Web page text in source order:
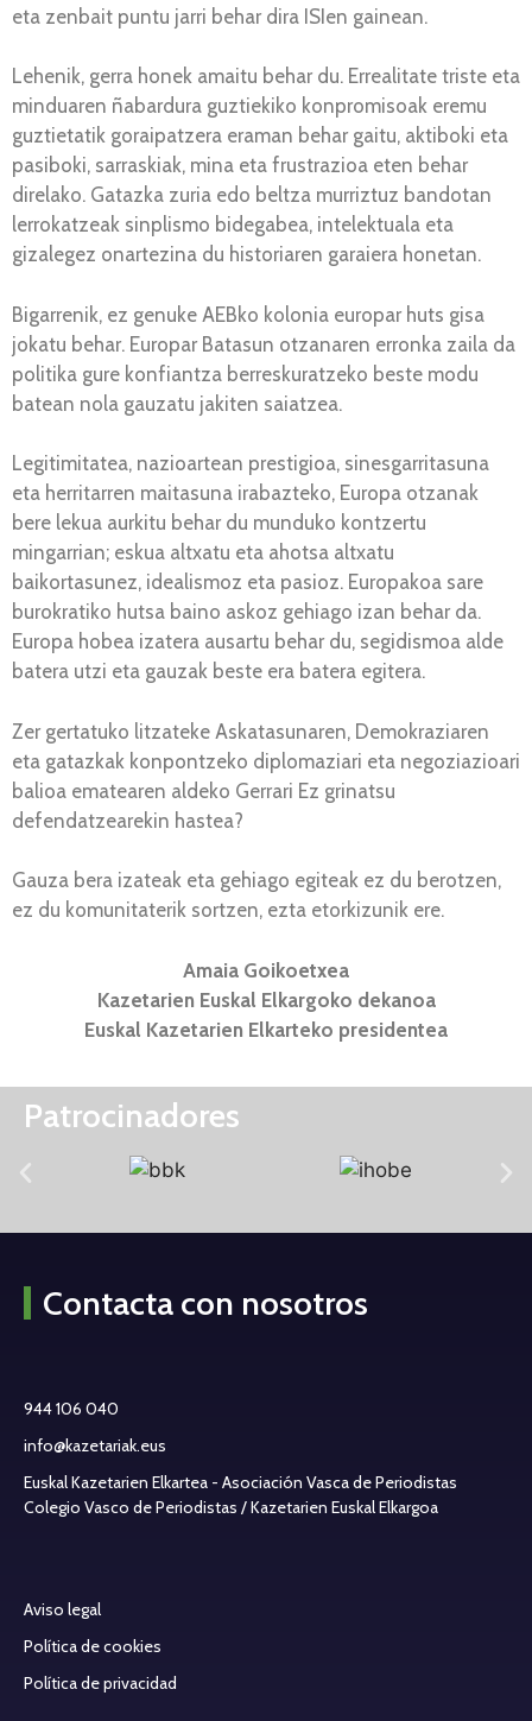
eta zenbait puntu jarri behar dira ISIen gainean.
Lehenik, gerra honek amaitu behar du. Errealitate triste eta
minduaren ñabardura guztiekiko konpromisoak eremu
guztietatik goraipatzera eraman behar gaitu, aktiboki eta
pasiboki, sarraskiak, mina eta frustrazioa eten behar
direlako. Gatazka zuria edo beltza murriztuz bandotan
lerrokatzeak sinplismo bidegabea, intelektuala eta
gizalegez onartezina du historiaren garaiera honetan.
Bigarrenik, ez genuke AEBko kolonia europar huts gisa
jokatu behar. Europar Batasun otzanaren erronka zaila da
politika gure konfiantza berreskuratzeko beste modu
batean nola gauzatu jakiten saiatzea.
Legitimitatea, nazioartean prestigioa, sinesgarritasuna
eta herritarren maitasuna irabazteko, Europa otzanak
bere lekua aurkitu behar du munduko kontzertu
mingarrian; eskua altxatu eta ahotsa altxatu
baikortasunez, idealismoz eta pasioz. Europakoa sare
burokratiko hutsa baino askoz gehiago izan behar da.
Europa hobea izatera ausartu behar du, segidismoa alde
batera utzi eta gauzak beste era batera egitera.
Zer gertatuko litzateke Askatasunaren, Demokraziaren
eta gatazkak konpontzeko diplomaziari eta negoziazioari
balioa ematearen aldeko Gerrari Ez grinatsu
defendatzearekin hastea?
Gauza bera izateak eta gehiago egiteak ez du berotzen,
ez du komunitaterik sortzen, ezta etorkizunik ere.
Amaia Goikoetxea
Kazetarien Euskal Elkargoko dekanoa
Euskal Kazetarien Elkarteko presidentea
Patrocinadores
Contacta con nosotros
944 106 040
info@kazetariak.eus
Euskal Kazetarien Elkartea - Asociación Vasca de Periodistas
Colegio Vasco de Periodistas / Kazetarien Euskal Elkargoa
Aviso legal
Política de cookies
Política de privacidad